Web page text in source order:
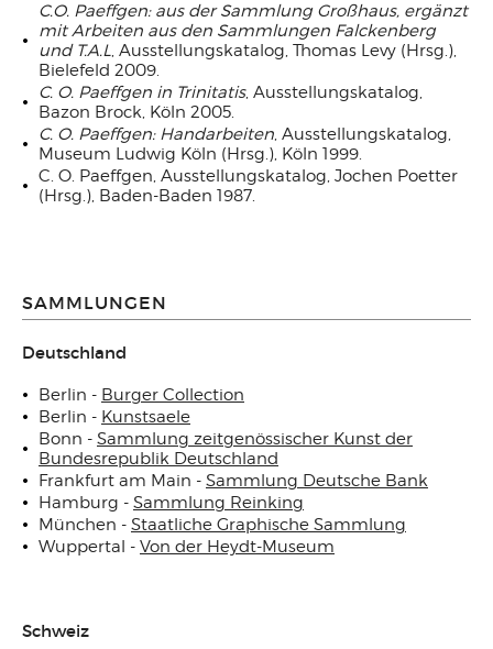
C.O. Paeffgen: aus der Sammlung Großhaus, ergänzt
mit Arbeiten aus den Sammlungen Falckenberg
und T.A.L, Ausstellungskatalog, Thomas Levy (Hrsg.),
Bielefeld 2009.
C. O. Paeffgen in Trinitatis, Ausstellungskatalog,
Bazon Brock, Köln 2005.
C. O. Paeffgen: Handarbeiten, Ausstellungskatalog,
Museum Ludwig Köln (Hrsg.), Köln 1999.
C. O. Paeffgen, Ausstellungskatalog, Jochen Poetter
(Hrsg.), Baden-Baden 1987.
SAMMLUNGEN
Deutschland
Berlin - Burger Collection
Berlin - Kunstsaele
Bonn - Sammlung zeitgenössischer Kunst der
Bundesrepublik Deutschland
Frankfurt am Main - Sammlung Deutsche Bank
Hamburg - Sammlung Reinking
München - Staatliche Graphische Sammlung
Wuppertal - Von der Heydt-Museum
Schweiz